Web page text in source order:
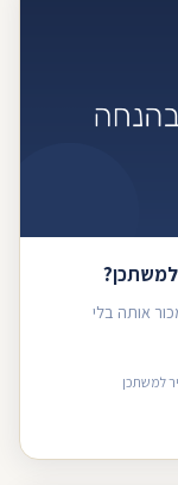
אותה בלי
למשתכן